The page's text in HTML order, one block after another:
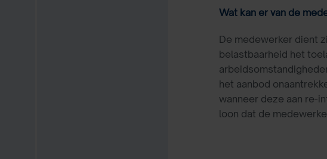
Wat kan er van de
De medewerker dient
belastbaarheid het
het aanbod
wanneer deze aan re-
loon dat de